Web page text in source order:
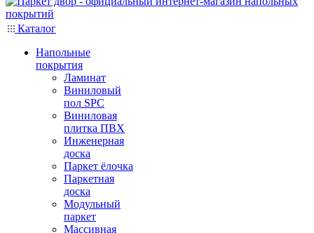
Каталог
Напольные
покрытия
Ламинат
Виниловый
пол SPC
Виниловая
плитка ПВХ
Инженерная
доска
Паркет ёлочка
Паркетная
доска
Модульный
паркет
Массивная